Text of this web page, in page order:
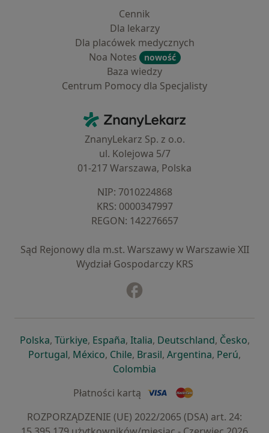
Cennik
Dla lekarzy
Dla placówek medycznych
Noa Notes
nowość
Baza wiedzy
Centrum Pomocy dla Specjalisty
ZnanyLekarz - Strona główna
ZnanyLekarz Sp. z o.o.
ul. Kolejowa 5/7
01-217 Warszawa, Polska
NIP: ⁠7010224868
KRS: ⁠0000347997
REGON: ⁠142276657
Sąd Rejonowy dla m.st. Warszawy w Warszawie XII
Wydział Gospodarczy KRS
Polskaotwiera się w nowej karcie
, Türkiyeotwiera się w nowej karcie
, Españaotwiera się w nowej karcie
, Italiaotwiera się w nowej
, Deutschlandotwiera się
, Česko,
Portugalotwiera się w nowej karcie
, Méxicootwiera się w nowej karcie
, Chileotwiera się w nowej karcie
, Brasilotwiera się w nowej
, Argentinaotwiera się
, Perú,
Colombia
Płatności kartą
ROZPORZĄDZENIE (UE) 2022/2065 (DSA) art. 24: